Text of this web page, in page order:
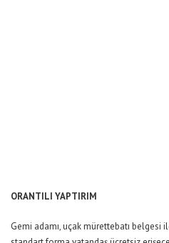
ORANTILI YAPTIRIM
Gemi adamı, uçak mürettebatı belgesi